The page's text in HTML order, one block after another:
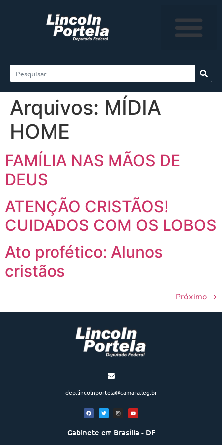
Arquivos: MÍDIA
HOME
FAMÍLIA NAS MÃOS DE
DEUS
ATENÇÃO CRISTÃOS!
CUIDADOS COM OS LOBOS
Ato profético: Alunos
cristãos
Próximo →
dep.lincolnportela@camara.leg.br
Gabinete em Brasília - DF